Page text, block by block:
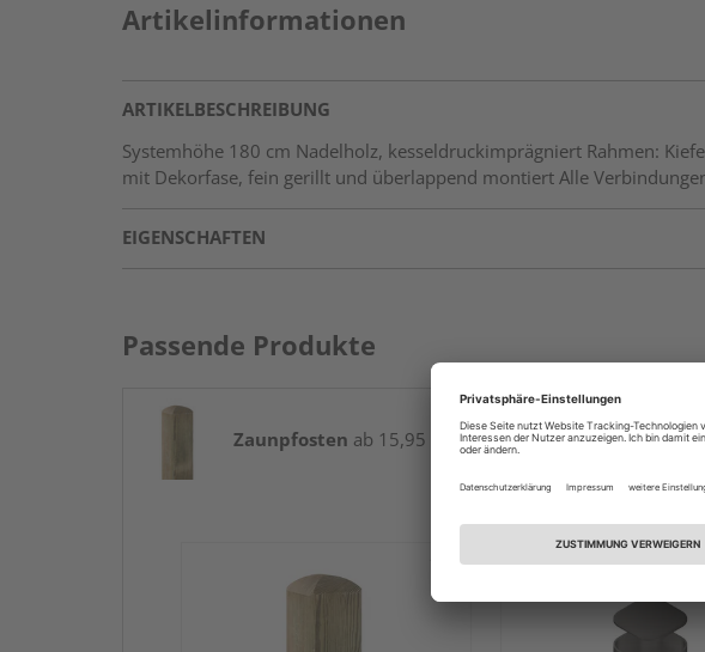
Artikelinformationen
ARTIKELBESCHREIBUNG
Systemhöhe 180 cm Nadelholz, kesseldruckimprägniert Rahmen:
mit Dekorfase, fein gerillt und überlappend montiert Alle
EIGENSCHAFTEN
Passende Produkte
Zaunpfosten ab 15,95 € / Stk.